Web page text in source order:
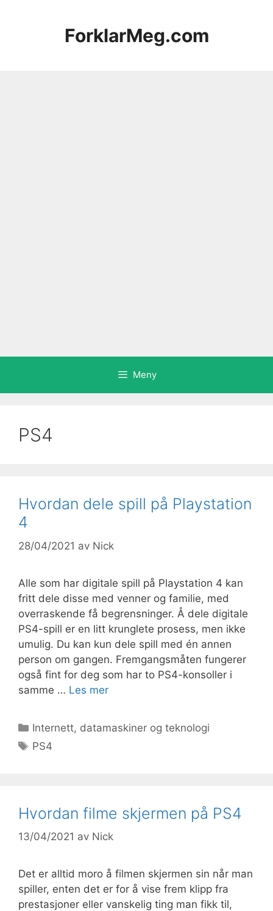
ForklarMeg.com
Meny
PS4
Hvordan dele spill på Playstation
4
28/04/2021 av Nick
Alle som har digitale spill på Playstation 4 kan
fritt dele disse med venner og familie, med
overraskende få begrensninger. Å dele digitale
PS4-spill er en litt krunglete prosess, men ikke
umulig. Du kan kun dele spill med én annen
person om gangen. Fremgangsmåten fungerer
også fint for deg som har to PS4-konsoller i
samme … Les mer
Kategorier
Internett, datamaskiner og teknologi
Stikkord
PS4
Hvordan filme skjermen på PS4
13/04/2021 av Nick
Det er alltid moro å filmen skjermen sin når man
spiller, enten det er for å vise frem klipp fra
prestasjoner eller vanskelig ting man fikk til,